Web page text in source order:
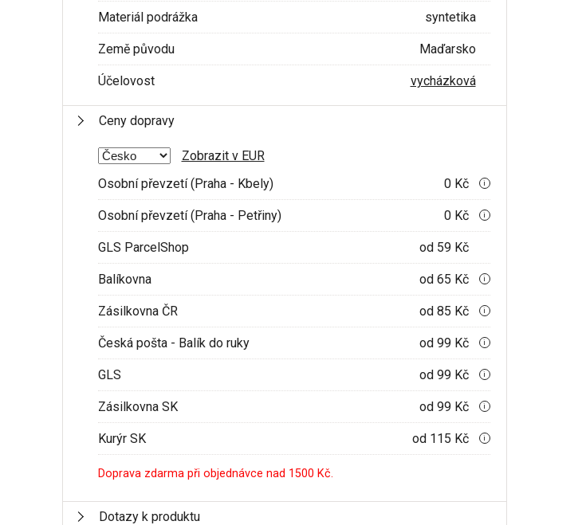
Materiál podrážka syntetika
Země původu Maďarsko
Účelovost vycházková
Ceny dopravy
Zobrazit v EUR
Osobní převzetí (Praha - Kbely)
0 Kč i
Osobní převzetí (Praha - Petřiny) 0 Kč i
GLS ParcelShop od 59 Kč
Balíkovna od 65 Kč i
Zásilkovna ČR od 85 Kč i
Česká pošta - Balík do ruky od 99 Kč i
GLS od 99 Kč i
Zásilkovna SK od 99 Kč i
Kurýr SK od 115 Kč i
Doprava zdarma při objednávce nad 1500 Kč.
Dotazy k produktu